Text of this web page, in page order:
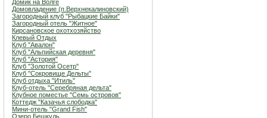
Домик на Волге
Домовладение (п.Верхнекалиновский)
Загородный клуб "Рыбацкие Байки"
Загородный отель "Житное"
Кирсановское охотхозяйство
Клевый Отдых
Клуб "Авалон"
Клуб "Альпийская деревня"
Клуб "Астория"
Клуб "Золотой Осетр"
Клуб "Сокровище Дельты"
Клуб отдыха "Итиль"
Клуб-отель "Серебряная дельта"
Клубное поместье "Семь островов"
Коттедж "Казачья слободка"
Мини-отель "Grand Fish"
Озеро Бешкуль